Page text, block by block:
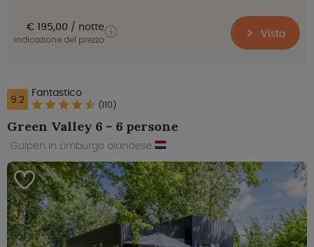
€ 195,00 notte
indicazione del prezzo Vista
9.2 Fantastico
(110)
Green Valley 6 - 6 persone
Gulpen in Limburgo olandese